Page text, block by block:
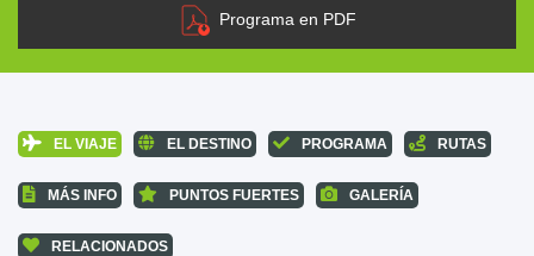
Programa en PDF
EL VIAJE EL DESTINO PROGRAMA RUTAS
MÁS INFO PUNTOS FUERTES GALERÍA
RELACIONADOS